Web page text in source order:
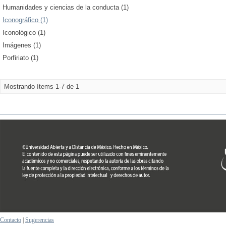
Humanidades y ciencias de la conducta (1)
Iconográfico (1)
Iconológico (1)
Imágenes (1)
Porfiriato (1)
Mostrando ítems 1-7 de 1
Contacto Sugerencias